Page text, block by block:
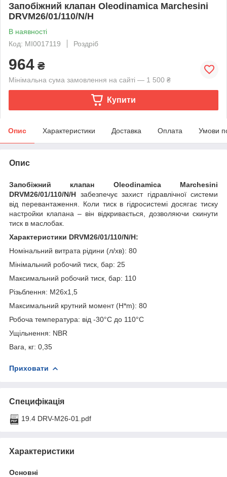
Запобіжний клапан Oleodinamica Marchesini
DRVM26/01/110/N/H
В наявності
Код: MI0017119
Роздріб
964 ₴
Мінімальна сума замовлення на сайті — 1 500 ₴
Купити
Опис Характеристики Доставка Оплата Умови
Опис
Запобіжний клапан Oleodinamica Marchesini
DRVM26/01/110/N/H забезпечує захист гідравлічної системи
від перевантаження. Коли тиск в гідросистемі досягає тиску
настройки клапана – він відкривається, дозволяючи скинути
тиск в маслобак.
Характеристики DRVM26/01/110/N/H:
Номінальний витрата рідини (л/хв): 80
Мінімальний робочий тиск, бар: 25
Максимальний робочий тиск, бар: 110
Різьблення: M26x1,5
Максимальний крутний момент (H*m): 80
Робоча температура: від -30°С до 110°С
Ущільнення: NBR
Вага, кг: 0,35
Приховати
Специфікація
19.4 DRV-M26-01.pdf
Характеристики
Основні